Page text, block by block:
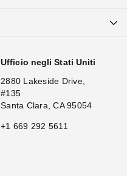
Ufficio negli Stati Uniti
2880 Lakeside Drive,
#135
Santa Clara, CA 95054
+1 669 292 5611